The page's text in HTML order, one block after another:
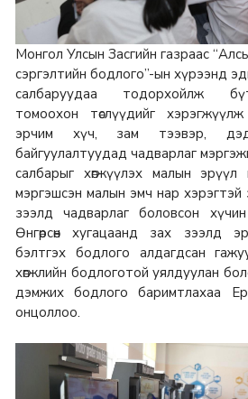
Монгол Улсын Засгийн газраас
сэргэлтийн бодлого”-ын хүрээнд
салбаруудаа тодорхойлж
томоохон төслүүдийг
эрчим хүч, зам тээвэр,
байгуулалтуудад чадварлаг
салбарыг хөгжүүлэх малын эрүүл
мэргэшсэн малын эмч нар хэрэгтэй
зээлд чадварлаг боловсон
Өнгөрсөн хугацаанд зах зээлд
бэлтгэх бодлого алдагдсан
хөгжлийн бодлоготой уялдуулан
дэмжих бодлого баримтлахаа
онцоллоо.